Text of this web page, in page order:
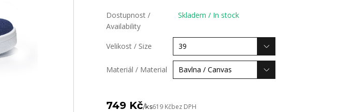
Dostupnost /
Availability
Skladem / In stock
Velikost / Size
Materiál / Material
749 Kč/ks619 Kčbez DPH